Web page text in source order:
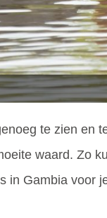
te zien en
waard. Zo
in Gambia voor